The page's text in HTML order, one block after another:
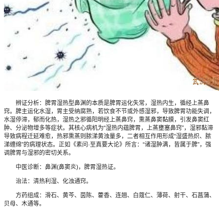
辨证分析：脾胃湿热型鼻渊的本质是脾胃运化失常，湿热内生，循经上蒸鼻
窍。脾主运化水湿，胃主受纳腐熟，若饮食不节或外感湿邪，导致脾胃功能失调，
水湿停滞，郁而化热，湿热之邪循阳明经上蒸鼻窍，熏蒸鼻窦黏膜，引发鼻窦红
肿、分泌物增多等症状。其核心病机为“湿热内蕴脾胃，上蒸壅塞鼻窍”，湿邪黏滞
导致病程迁延难愈，热邪熏蒸则脓涕黄浊量多，二者相互作用形成“湿盛热炽、脓
涕缠绵”的病理状态。正如《素问·至真要大论》所言：“诸湿肿满，皆属于脾”，强
调脾胃与湿邪的密切关系。
中医诊断：鼻渊(鼻窦炎)，脾胃湿热证。
治法：清热利湿、化浊通窍。
方药组成：滑石、黄芩、茵陈、藿香、连翘、白蔻仁、薄荷、射干、石菖蒲、
贝母、木通等。